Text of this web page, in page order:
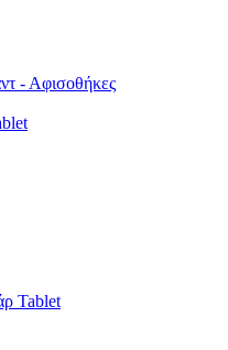
- Αφισοθήκες
Tablet